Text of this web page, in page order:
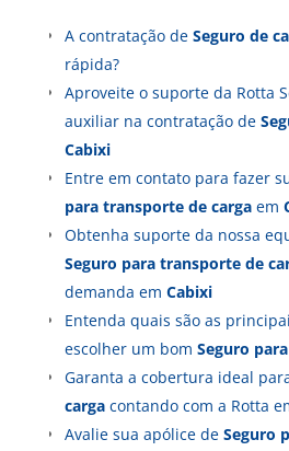
A contratação de Seguro de
rápida?
Aproveite o suporte da Rotta
auxiliar na contratação de
Cabixi
Entre em contato para fazer
para transporte de cargaem
Obtenha suporte da nossa
Seguro para transporte de
demanda em Cabixi
Entenda quais são as
escolher um bom Seguro
Garanta a cobertura ideal
cargacontando com a Rotta
Avalie sua apólice de Seguro